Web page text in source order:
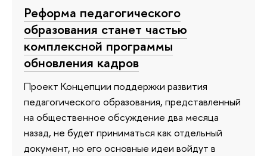
Реформа педагогического
образования станет частью
комплексной программы
обновления кадров
Проект Концепции поддержки развития
педагогического образования, представленный
на общественное обсуждение два месяца
назад, не будет приниматься как отдельный
документ, но его основные идеи войдут в